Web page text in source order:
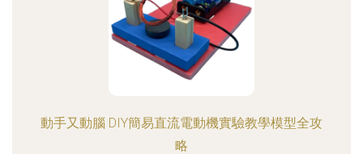
動手又動腦 DIY簡易直流電動機實驗教學模型全攻
略